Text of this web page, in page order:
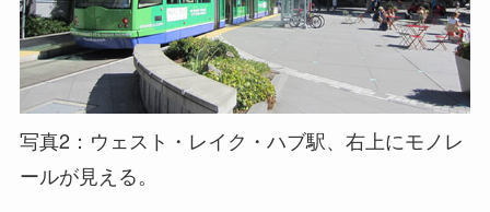
写真2：ウェスト・レイク・ハブ駅、右上にモノレ
ールが見える。